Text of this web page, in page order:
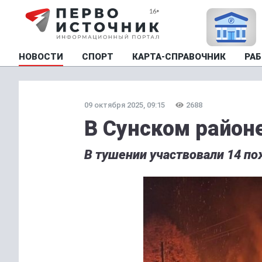
НОВОСТИ СПОРТ КАРТА-СПРАВОЧНИК
09 октября 2025, 09:15 2688
В Сунском
В тушении участвовали 14